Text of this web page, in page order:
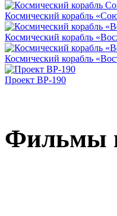
Космический корабль
Космический корабль
Космический корабль
Проект ВР-190
Фильмы